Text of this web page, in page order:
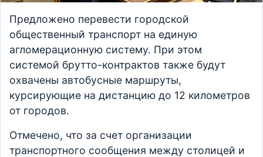
Предложено перевести городской
общественный транспорт на единую
агломерационную систему. При этом
системой брутто-контрактов также будут
охвачены автобусные маршруты,
курсирующие на дистанцию до 12 километров
от городов.
Отмечено, что за счет организации
транспортного сообщения между столицей и